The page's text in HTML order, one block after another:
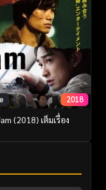
2018
(2018) เต็มเรื่อง